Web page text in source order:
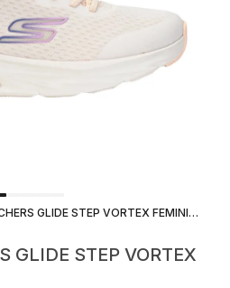
TÊNIS SKECHERS GLIDE STEP VORTEX FEMININO
GLIDE STEP VORTEX